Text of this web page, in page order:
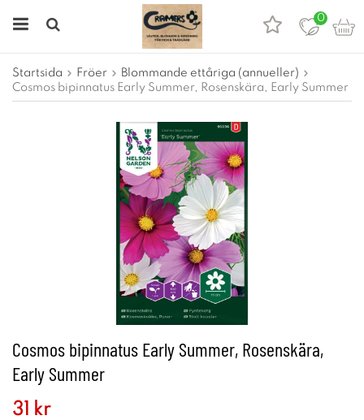
0
Startsida Fröer
Blommande ettåriga (annueller)
Cosmos bipinnatus Early Summer, Rosenskära, Early Summer
Cosmos bipinnatus Early Summer, Rosenskära,
Early Summer
31 kr